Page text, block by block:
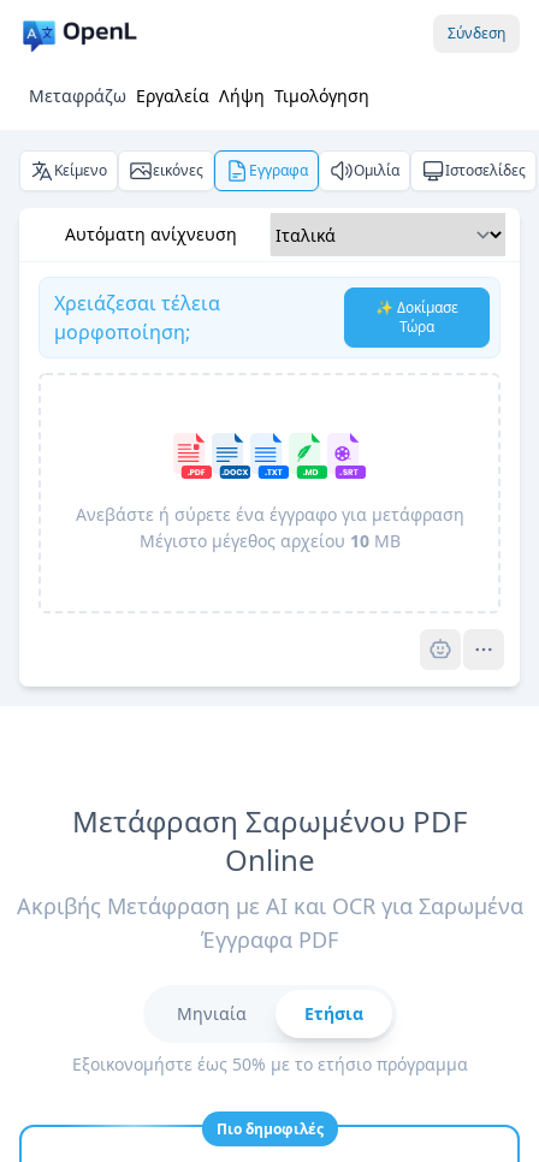
Σύνδεση
Μεταφράζω Εργαλεία Λήψη Τιμολόγηση
Κείμενο εικόνες Εγγραφα Ομιλία Ιστοσελίδες
Αυτόματη ανίχνευση
Χρειάζεσαι τέλεια
μορφοποίηση;
✨ Δοκίμασε
Τώρα
Ανεβάστε ή σύρετε ένα έγγραφο για μετάφραση
Μέγιστο μέγεθος αρχείου 10MB
Μετάφραση Σαρωμένου PDF
Online
Ακριβής Μετάφραση με AI και OCR για Σαρωμένα
Έγγραφα PDF
Μηνιαία Ετήσια
Εξοικονομήστε έως 50% με το ετήσιο πρόγραμμα
Πιο δημοφιλές